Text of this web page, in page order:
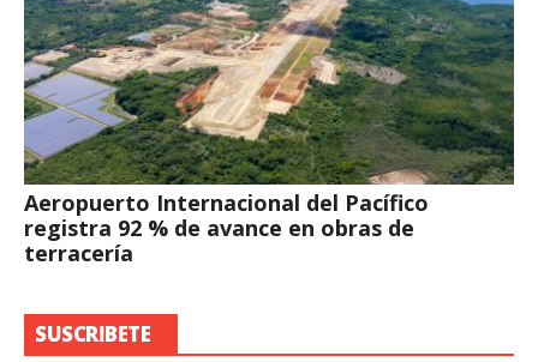
Aeropuerto Internacional del Pacífico
registra 92 % de avance en obras de
terracería
SUSCRIBETE